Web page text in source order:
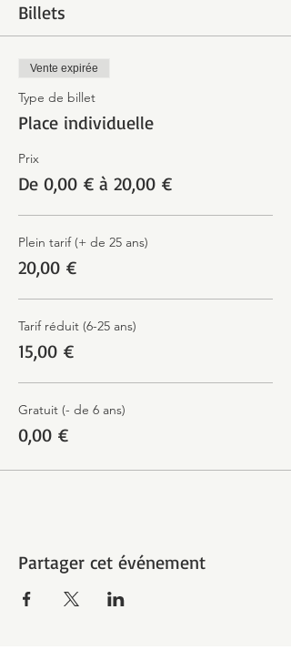
Billets
Vente expirée
Type de billet
Place individuelle
Prix
De 0,00 € à 20,00 €
Plein tarif (+ de 25 ans)
20,00 €
Tarif réduit (6-25 ans)
15,00 €
Gratuit (- de 6 ans)
0,00 €
Partager cet événement